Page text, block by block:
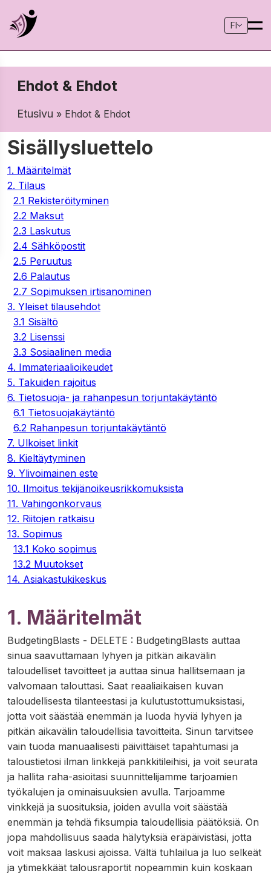
FI
Ehdot & Ehdot
Etusivu » Ehdot & Ehdot
Sisällysluettelo
1. Määritelmät
2. Tilaus
2.1 Rekisteröityminen
2.2 Maksut
2.3 Laskutus
2.4 Sähköpostit
2.5 Peruutus
2.6 Palautus
2.7 Sopimuksen irtisanominen
3. Yleiset tilausehdot
3.1 Sisältö
3.2 Lisenssi
3.3 Sosiaalinen media
4. Immateriaalioikeudet
5. Takuiden rajoitus
6. Tietosuoja- ja rahanpesun torjuntakäytäntö
6.1 Tietosuojakäytäntö
6.2 Rahanpesun torjuntakäytäntö
7. Ulkoiset linkit
8. Kieltäytyminen
9. Ylivoimainen este
10. Ilmoitus tekijänoikeusrikkomuksista
11. Vahingonkorvaus
12. Riitojen ratkaisu
13. Sopimus
13.1 Koko sopimus
13.2 Muutokset
14. Asiakastukikeskus
1. Määritelmät
BudgetingBlasts - DELETE : BudgetingBlasts auttaa
sinua saavuttamaan lyhyen ja pitkän aikavälin
taloudelliset tavoitteet ja auttaa sinua hallitsemaan ja
valvomaan talouttasi. Saat reaaliaikaisen kuvan
taloudellisesta tilanteestasi ja kulutustottumuksistasi,
jotta voit säästää enemmän ja luoda hyviä lyhyen ja
pitkän aikavälin taloudellisia tavoitteita. Sinun tarvitsee
vain tuoda manuaalisesti päivittäiset tapahtumasi ja
taloustietosi ilman linkkejä pankkitileihisi, ja voit seurata
ja hallita raha-asioitasi suunnittelijamme tarjoamien
työkalujen ja ominaisuuksien avulla. Tarjoamme
vinkkejä ja suosituksia, joiden avulla voit säästää
enemmän ja tehdä fiksumpia taloudellisia päätöksiä. On
jopa mahdollisuus saada hälytyksiä eräpäivistäsi, jotta
voit maksaa laskusi ajoissa. Vältä tuhlailua ja luo selkeät
ja ytimekkäät talousraportit nopeammin kuin koskaan